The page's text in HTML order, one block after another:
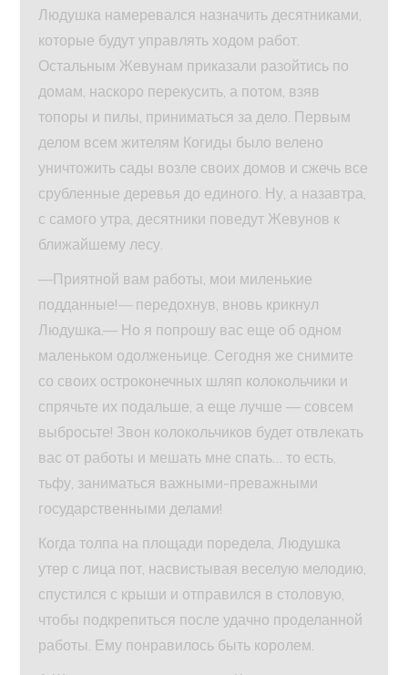
Людушка намеревался назначить десятниками,
которые будут управлять ходом работ.
Остальным Жевунам приказали разойтись по
домам, наскоро перекусить, а потом, взяв
топоры и пилы, приниматься за дело. Первым
делом всем жителям Когиды было велено
уничтожить сады возле своих домов и сжечь все
срубленные деревья до единого. Ну, а назавтра,
с самого утра, десятники поведут Жевунов к
ближайшему лесу.
—Приятной вам работы, мои миленькие
подданные!—передохнув, вновь крикнул
Людушка.— Но я попрошу вас еще об одном
маленьком одолженьице. Сегодня же снимите
со своих остроконечных шляп колокольчики и
спрячьте их подальше, а еще лучше — совсем
выбросьте! Звон колокольчиков будет отвлекать
вас от работы и мешать мне спать… то есть,
тьфу, заниматься важными-преважными
государственными делами!
Когда толпа на площади поредела, Людушка
утер с лица пот, насвистывая веселую мелодию,
спустился с крыши и отправился в столовую,
чтобы подкрепиться после удачно проделанной
работы. Ему понравилось быть королем.